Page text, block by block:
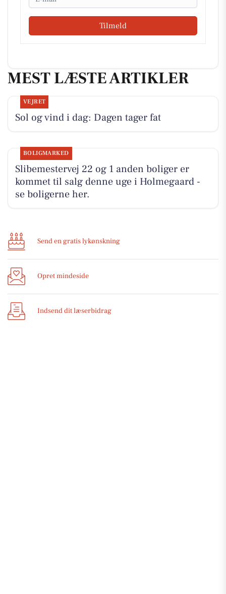
Tilmeld
MEST LÆSTE ARTIKLER
VEJRET
Sol og vind i dag: Dagen tager fat
BOLIGMARKED
Slibemestervej 22 og 1 anden boliger er
kommet til salg denne uge i Holmegaard -
se boligerne her.
Send en gratis lykønskning
Opret mindeside
Indsend dit læserbidrag